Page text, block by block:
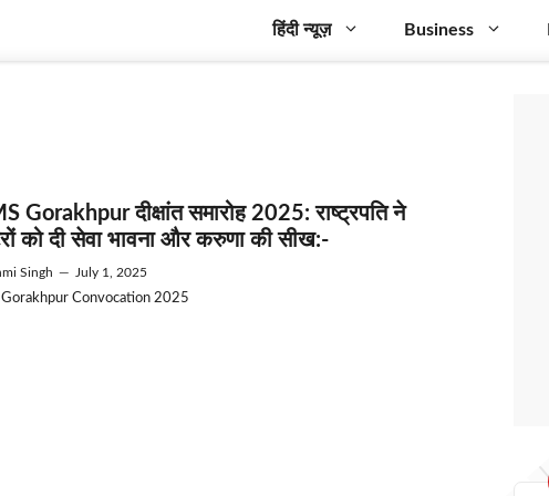
हिंदी न्यूज़ Business
Gorakhpur दीक्षांत समारोह 2025: राष्ट्रपति ने
को दी सेवा भावना और करुणा की सीख:-
Singh — July 1, 2025
Convocation 2025